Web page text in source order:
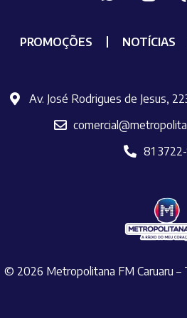
PROMOÇÕES NOTÍCIAS
Av. José Rodrigues de Jesus,
81
© 2026 Metropolitana FM Caruaru